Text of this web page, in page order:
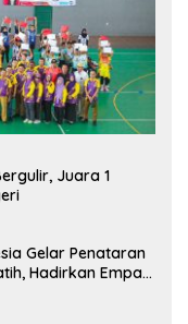
Juara 1
Gelar Penataran
Hadirkan Empat